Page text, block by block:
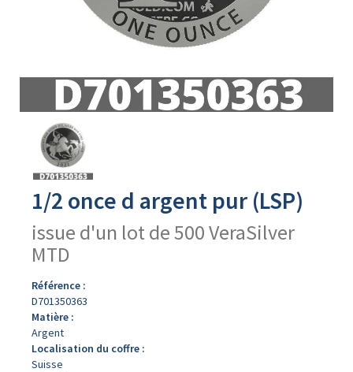
produit
1/2 once d argent pur (LSP)
issue d'un lot de 500 VeraSilver
MTD
Référence :
D701350363
Matière :
Argent
Localisation du coffre :
Suisse